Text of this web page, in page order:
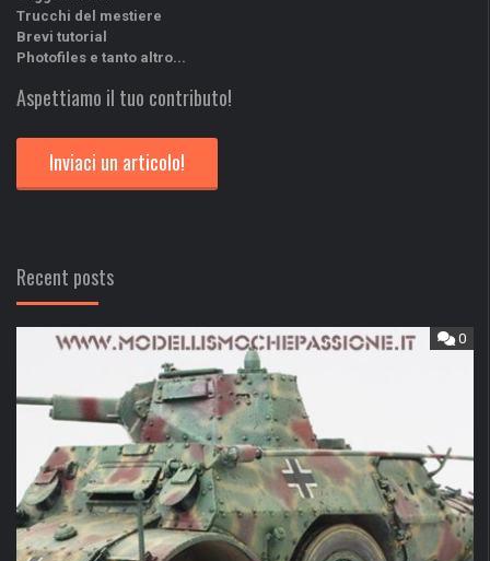
Trucchi del mestiere
Brevi tutorial
Photofiles e tanto altro...
Aspettiamo il tuo contributo!
Inviaci un articolo!
Recent posts
0